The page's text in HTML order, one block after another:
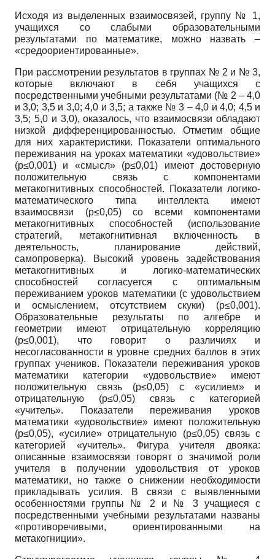
Исходя из выделенных взаимосвязей, группу № 1,
учащихся со слабыми образовательными
результатами по математике, можно назвать –
«средоориентированные».
При рассмотрении результатов в группах № 2 и № 3,
которые включают в себя учащихся с
посредственными учебными результатами (№ 2 – 4,0
и 3,0; 3,5 и 3,0; 4,0 и 3,5; а также № 3 – 4,0 и 4,0; 4,5 и
3,5; 5,0 и 3,0), оказалось, что взаимосвязи обладают
низкой дифференцированностью. Отметим общие
для них характеристики. Показатели оптимального
переживания на уроках математики «удовольствие»
(p≤0,001) и «смысл» (p≤0,01) имеют достоверную
положительную связь с компонентами
метакогнитивных способностей. Показатели логико-
математического типа интеллекта имеют
взаимосвязи (p≤0,05) со всеми компонентами
метакогнитивных способностей (использование
стратегий, метакогнитивная включенность в
деятельность, планирование действий,
самопроверка). Высокий уровень задействования
метакогнитивных и логико-математических
способностей согласуется с оптимальным
переживанием уроков математики (с удовольствием
и осмыслением, отсутствием скуки) (p≤0,001).
Образовательные результаты по алгебре и
геометрии имеют отрицательную корреляцию
(p≤0,001), что говорит о различиях и
несогласованности в уровне средних баллов в этих
группах учеников. Показатели переживания уроков
математики категории «удовольствие» имеют
положительную связь (p≤0,05) с «усилием» и
отрицательную (p≤0,05) связь с категорией
«учитель». Показатели переживания уроков
математики «удовольствие» имеют положительную
(p≤0,05), «усилие» отрицательную (p≤0,05) связь с
категорией «учитель». Фигура учителя двояка:
описанные взаимосвязи говорят о значимой роли
учителя в получении удовольствия от уроков
математики, но также о снижении необходимости
прикладывать усилия. В связи с выявленными
особенностями группы № 2 и № 3 учащиеся с
посредственными учебными результатами названы
«противоречивыми, ориентированными на
метакогниции».